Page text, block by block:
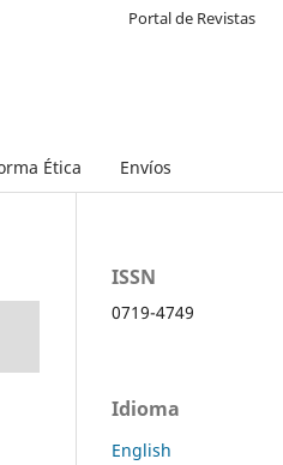
Ética Envíos
Portal de Revistas
ISSN
0719-4749
Idioma
English